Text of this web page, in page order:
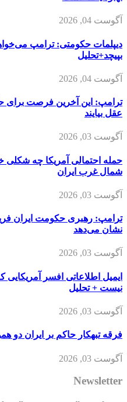
آگوست 04, 2026
دیپلمات حکومتی: ترامپ
بپیچد+تحلیل
آگوست 04, 2026
ترامپ: این آخرین فرصت برای
عقل بیایند
آگوست 03, 2026
حمله احتمالی آمریکا چه شکلی
شمال غرب ایران
آگوست 03, 2026
ترامپ: رهبری حکومت ایران
نشان می‌دهد
آگوست 03, 2026
ایمیل اطلاعاتی افسر آمریکایی
نیست + تحلیل
آگوست 03, 2026
فرقه تبهکار حاکم بر ایران دو
آگوست 03, 2026
Newsletter